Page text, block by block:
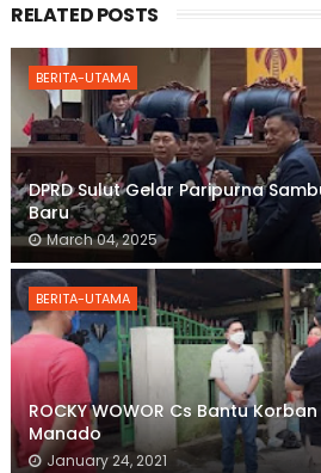
RELATED POSTS
BERITA-UTAMA
DPRD Sulut Gelar Paripurna
Baru
March 04, 2025
BERITA-UTAMA
ROCKY WOWOR Cs Bantu
Manado
January 24, 2021